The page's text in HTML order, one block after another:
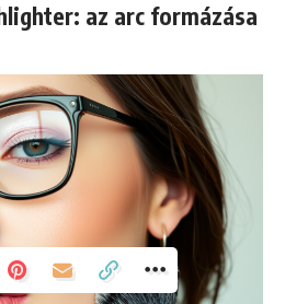
az arc formázása